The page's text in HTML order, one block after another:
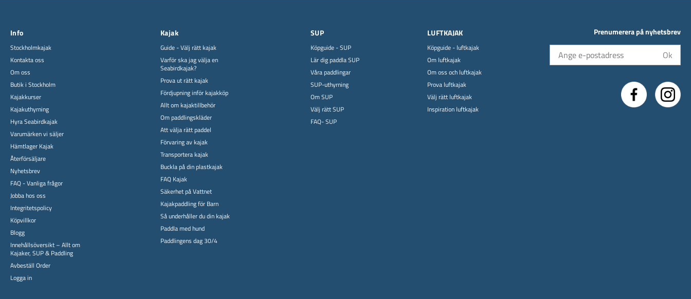
Info
Stockholmkajak
Kontakta oss
Om oss
Butik i Stockholm
Kajakkurser
Kajakuthyrning
Hyra Seabirdkajak
Varumärken vi säljer
Hämtlager Kajak
Återförsäljare
Nyhetsbrev
FAQ - Vanliga frågor
Jobba hos oss
Integritetspolicy
Köpvillkor
Blogg
Innehållsöversikt – Allt om
Kajaker, SUP & Paddling
Avbeställ Order
Logga in
Kajak
Guide - Välj rätt kajak
Varför ska jag välja en
Seabirdkajak?
Prova ut rätt kajak
Fördjupning inför kajakköp
Allt om kajaktillbehör
Om paddlingskläder
Att välja rätt paddel
Förvaring av kajak
Transportera kajak
Buckla på din plastkajak
FAQ Kajak
Säkerhet på Vattnet
Kajakpaddling för Barn
Så underhåller du din kajak
Paddla med hund
Paddlingens dag 30/4
SUP
Köpguide - SUP
Lär dig paddla SUP
Våra paddlingar
SUP-uthyrning
Om SUP
Välj rätt SUP
FAQ- SUP
LUFTKAJAK
Köpguide - luftkajak
Om luftkajak
Om oss och luftkajak
Prova luftkajak
Välj rätt luftkajak
Inspiration luftkajak
Prenumerera på nyhetsbrev
Ok